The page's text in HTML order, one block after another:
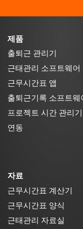
제품
출퇴근 관리기
근태관리 소프트웨어
근무시간표 앱
출퇴근기록 소프트웨
프로젝트 시간 관리기
연동
자료
근무시간표 계산기
근무시간표 양식
근태관리 자료실